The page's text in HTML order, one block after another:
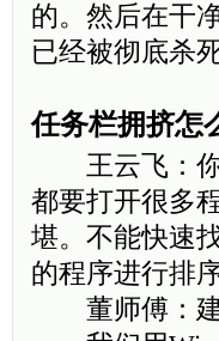
的。然后在干
已经被彻底杀
任务栏拥挤怎
王云飞：你
都要打开很多
堪。不能快速
的程序进行排
董师傅：建